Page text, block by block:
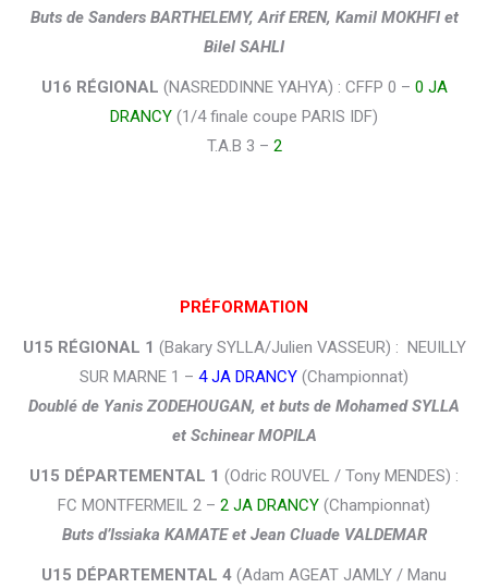
Buts de Sanders BARTHELEMY, Arif EREN, Kamil MOKHFI et
Bilel SAHLI
U16 RÉGIONAL (NASREDDINNE YAHYA) : CFFP 0 – 0 JA
DRANCY (1/4 finale coupe PARIS IDF)
T.A.B 3 – 2
PRÉFORMATION
U15 RÉGIONAL 1 (Bakary SYLLA/Julien VASSEUR) : NEUILLY
SUR MARNE 1 – 4 JA DRANCY (Championnat)
Doublé de Yanis ZODEHOUGAN, et buts de Mohamed SYLLA
et Schinear MOPILA
U15 DÉPARTEMENTAL 1 (Odric ROUVEL / Tony MENDES) :
FC MONTFERMEIL 2 – 2 JA DRANCY (Championnat)
Buts d’Issiaka KAMATE et Jean Cluade VALDEMAR
U15 DÉPARTEMENTAL 4 (Adam AGEAT JAMLY / Manu